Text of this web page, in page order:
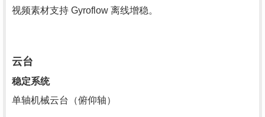
视频素材支持 Gyroflow 离线增稳。
云台
稳定系统
单轴机械云台（俯仰轴）